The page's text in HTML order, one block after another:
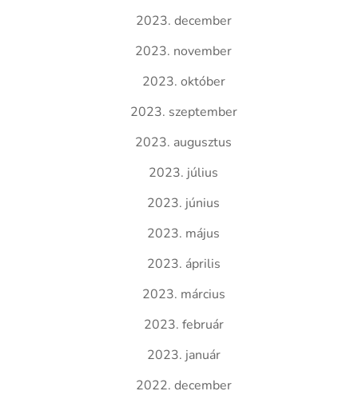
2023. december
2023. november
2023. október
2023. szeptember
2023. augusztus
2023. július
2023. június
2023. május
2023. április
2023. március
2023. február
2023. január
2022. december